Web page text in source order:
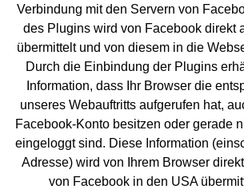
Verbindung mit den Servern von
des Plugins wird von Facebook direkt
übermittelt und von diesem in die
Durch die Einbindung der Plugins
Information, dass Ihr Browser die
unseres Webauftritts aufgerufen hat,
Facebook-Konto besitzen oder gerade
eingeloggt sind. Diese Information
Adresse) wird von Ihrem Browser
von Facebook in den USA